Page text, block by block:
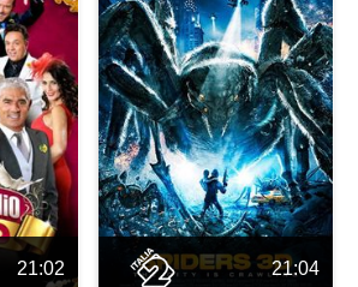
21:02 21:04